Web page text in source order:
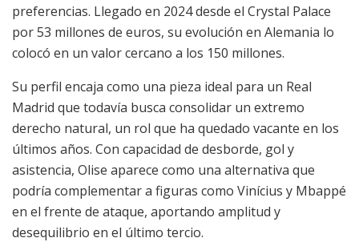
preferencias. Llegado en 2024 desde el Crystal Palace
por 53 millones de euros, su evolución en Alemania lo
colocó en un valor cercano a los 150 millones.
Su perfil encaja como una pieza ideal para un Real
Madrid que todavía busca consolidar un extremo
derecho natural, un rol que ha quedado vacante en los
últimos años. Con capacidad de desborde, gol y
asistencia, Olise aparece como una alternativa que
podría complementar a figuras como Vinícius y Mbappé
en el frente de ataque, aportando amplitud y
desequilibrio en el último tercio.